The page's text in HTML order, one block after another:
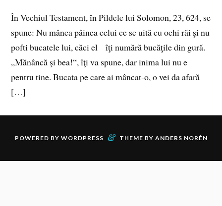
În Vechiul Testament, în Pildele lui Solomon, 23, 624, se
spune: Nu mânca pâinea celui ce se uită cu ochi răi şi nu
pofti bucatele lui, căci el îţi numără bucăţile din gură.
„Mănâncă şi bea!“, îţi va spune, dar inima lui nu e
pentru tine. Bucata pe care ai mâncat‑o, o vei da afară
[…]
POWERED BY WORDPRESS & THEME BY ANDERS NORÉN